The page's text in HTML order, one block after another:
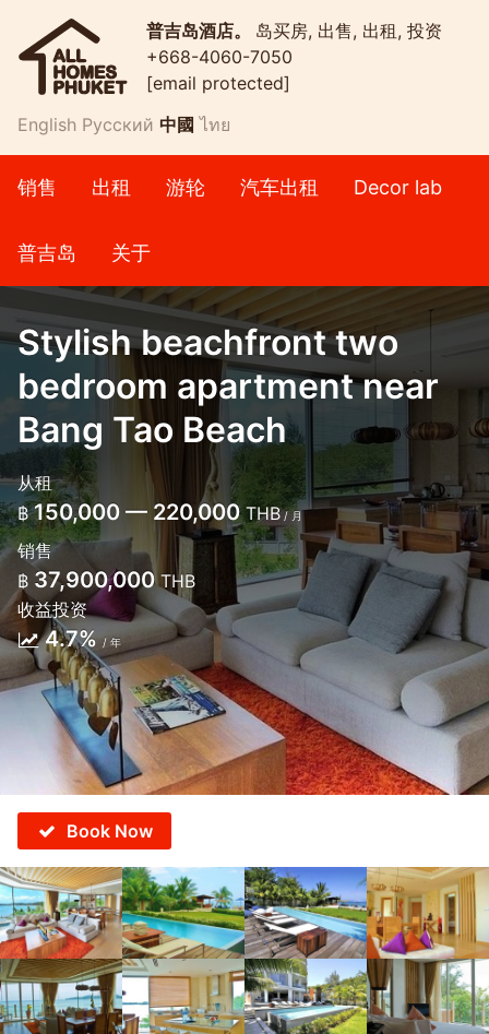
普吉岛酒店。 岛买房, 出售, 出租, 投资
+668-4060-7050
[email protected]
English Русский 中國 ไทย
销售 出租 游轮 汽车出租 Decor lab
普吉岛 关于
Stylish beachfront two
bedroom apartment near
Bang Tao Beach
从租
฿ 150,000 — 220,000 THB / 月
销售
฿ 37,900,000THB
收益投资
4.7%/ 年
Book Now